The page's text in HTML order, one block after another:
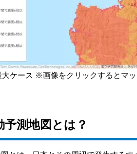
大ケース ※画像をクリックするとマ
測地図とは？